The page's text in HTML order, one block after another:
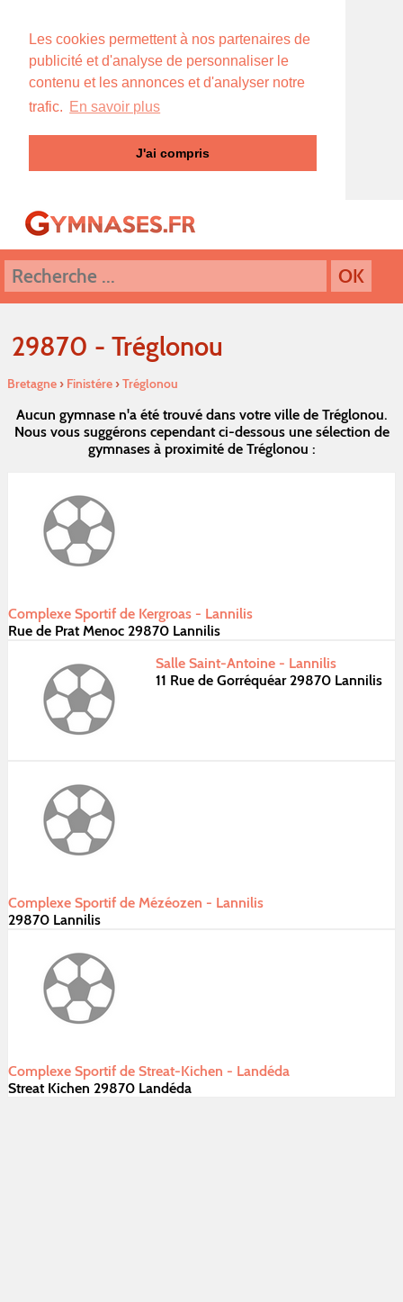
Les cookies permettent à nos partenaires de
publicité et d'analyse de personnaliser le
contenu et les annonces et d'analyser notre
trafic. En savoir plus
J'ai compris
29870 - Tréglonou
Bretagne› Finistére›Tréglonou
Aucun gymnase n'a été trouvé dans votre ville de Tréglonou.
Nous vous suggérons cependant ci-dessous une sélection de
gymnases à proximité de Tréglonou :
Complexe Sportif de Kergroas - Lannilis
Rue de Prat Menoc 29870 Lannilis
Salle Saint-Antoine - Lannilis
11 Rue de Gorréquéar 29870 Lannilis
Complexe Sportif de Mézéozen - Lannilis
29870 Lannilis
Complexe Sportif de Streat-Kichen - Landéda
Streat Kichen 29870 Landéda